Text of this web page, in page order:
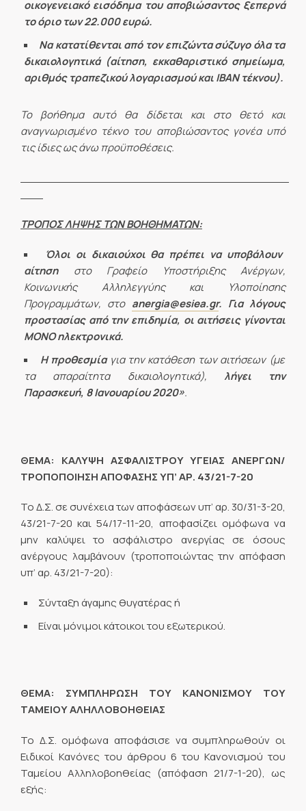
οικογενειακό εισόδημα του αποβιώσαντος ξεπερνά
το όριο των 22.000 ευρώ.
Να κατατίθενται από τον επιζώντα σύζυγο όλα τα
δικαιολογητικά (αίτηση, εκκαθαριστικό σημείωμα,
αριθμός τραπεζικού λογαριασμού και ΙΒΑΝ τέκνου).
Το βοήθημα αυτό θα δίδεται και στο θετό και
αναγνωρισμένο τέκνο του αποβιώσαντος γονέα υπό
τις ίδιες ως άνω προϋποθέσεις.
ΤΡΟΠΟΣ ΛΗΨΗΣ ΤΩΝ ΒΟΗΘΗΜΑΤΩΝ:
Όλοι οι δικαιούχοι θα πρέπει να υποβάλουν
αίτησηστο Γραφείο Υποστήριξης Ανέργων,
Κοινωνικής Αλληλεγγύης και Υλοποίησης
Προγραμμάτων, στο anergia@esiea.gr. Για λόγους
προστασίας από την επιδημία, οι αιτήσεις γίνονται
ΜΟΝΟ ηλεκτρονικά.
Η προθεσμίαγια την κατάθεση των αιτήσεων (με
τα απαραίτητα δικαιολογητικά), λήγει
την
Παρασκευή, 8 Ιανουαρίου 2020».
ΘΕΜΑ: ΚΑΛΥΨΗ ΑΣΦΑΛΙΣΤΡΟΥ ΥΓΕΙΑΣ ΑΝΕΡΓΩΝ/
ΤΡΟΠΟΠΟΙΗΣΗ ΑΠΟΦΑΣΗΣ ΥΠ’ ΑΡ. 43/21-7-20
Το Δ.Σ. σε συνέχεια των αποφάσεων υπ’ αρ. 30/31-3-20,
43/21-7-20 και 54/17-11-20, αποφασίζει ομόφωνα να
μην καλύψει το ασφάλιστρο ανεργίας σε όσους
ανέργους λαμβάνουν (τροποποιώντας την απόφαση
υπ’ αρ. 43/21-7-20):
Σύνταξη άγαμης θυγατέρας ή
Είναι μόνιμοι κάτοικοι του εξωτερικού.
ΘΕΜΑ: ΣΥΜΠΛΗΡΩΣΗ ΤΟΥ ΚΑΝΟΝΙΣΜΟΥ ΤΟΥ
ΤΑΜΕΙΟΥ ΑΛΗΛΛΟΒΟΗΘΕΙΑΣ
Το Δ.Σ. ομόφωνα αποφάσισε να συμπληρωθούν οι
Ειδικοί Κανόνες του άρθρου 6 του Κανονισμού του
Ταμείου Αλληλοβοηθείας (απόφαση 21/7-1-20), ως
εξής: